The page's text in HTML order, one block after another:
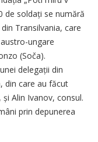
de soldați se numără
Transilvania, care
ungare
(Soča).
delegații din
din care au făcut
Alin Ivanov, consul.
prin depunerea